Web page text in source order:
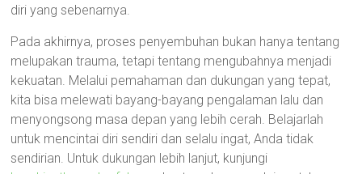
diri yang sebenarnya.
Pada akhirnya, proses penyembuhan bukan hanya tentang
melupakan trauma, tetapi tentang mengubahnya menjadi
kekuatan. Melalui pemahaman dan dukungan yang tepat,
kita bisa melewati bayang-bayang pengalaman lalu dan
menyongsong masa depan yang lebih cerah. Belajarlah
untuk mencintai diri sendiri dan selalu ingat, Anda tidak
sendirian. Untuk dukungan lebih lanjut, kunjungi